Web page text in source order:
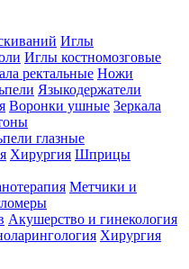
Иглы
Иглы костномозговые
ректальные Ножи
Языкодержатели
Воронки ушные Зеркала
глазные
Хирургия Шприцы
Метчики и
Акушерство и гинекология
Хирургия